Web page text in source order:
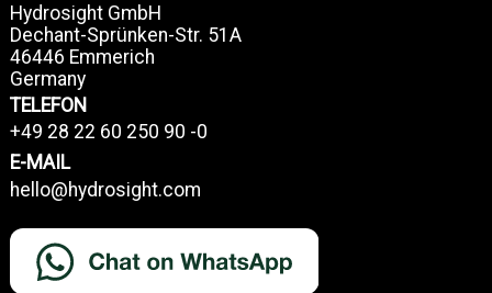
Hydrosight GmbH
Dechant-Sprünken-Str. 51A
46446 Emmerich
Germany
TELEFON
+49 28 22 60 250 90 -0
E-MAIL
hello@hydrosight.com